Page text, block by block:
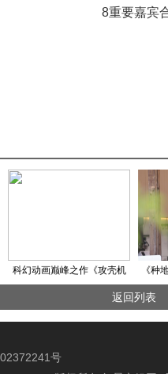
科幻动画巅峰之作《攻壳机
动队》4K修复版定档5月10日
全国艺联专线上映
《种
十个
返回列表
号